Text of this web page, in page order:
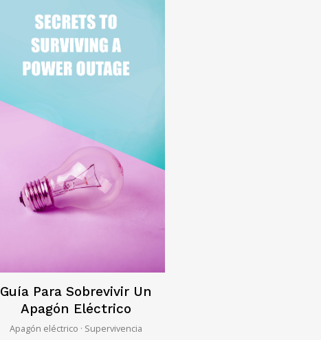
Guía Para Sobrevivir Un
Apagón Eléctrico
Apagón eléctrico · Supervivencia